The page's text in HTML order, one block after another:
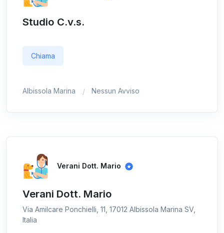
Studio C.v.s.
Chiama
Albissola Marina Nessun Avviso
Verani Dott. Mario
Verani Dott. Mario
Via Amilcare Ponchielli, 11, 17012 Albissola Marina SV,
Italia